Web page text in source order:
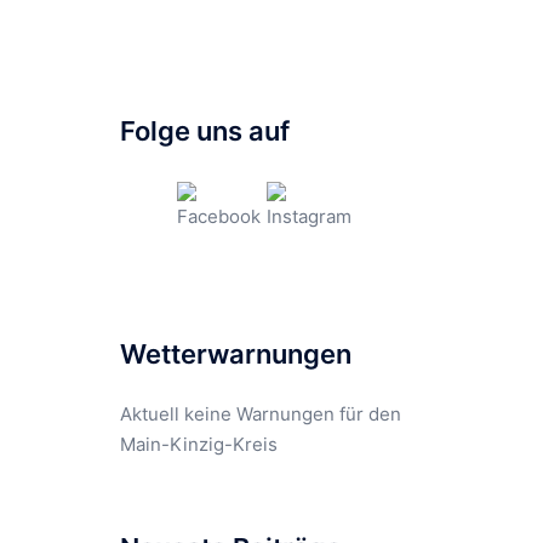
Folge uns auf
Wetterwarnungen
Aktuell keine Warnungen für den
Main-Kinzig-Kreis